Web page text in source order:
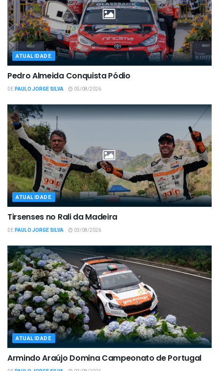
ATUALIDADE
Pedro Almeida Conquista Pódio
DEPAULO JORGE SILVA 05/08/2026
ATUALIDADE
Tirsenses no Rali da Madeira
DEPAULO JORGE SILVA 03/08/2026
ATUALIDADE
Armindo Araújo Domina Campeonato de Portugal